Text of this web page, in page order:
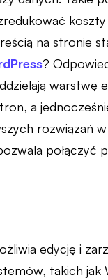
na stronie
?
warstwę
a
rozwiązań
połączyć
edycję i
takich jak